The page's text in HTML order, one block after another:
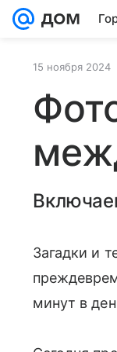
15 ноября 2024
Загадки и
минут в